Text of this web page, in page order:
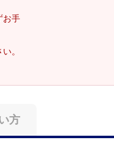
お手
。
方